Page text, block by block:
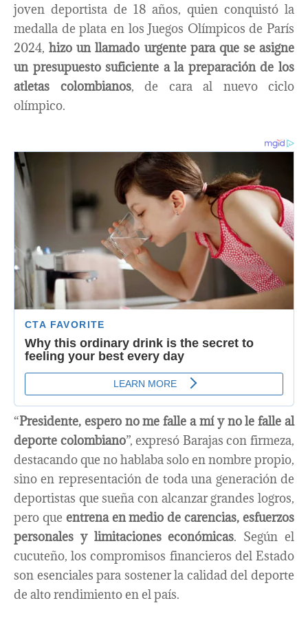
joven deportista de 18 años, quien conquistó la
medalla de plata en los Juegos Olímpicos de París
2024,hizo un llamado urgente para que se asigne
un presupuesto suficiente a la preparación de los
atletas colombianos, de cara al nuevo ciclo
olímpico.
“Presidente, espero no me falle a mí y no le falle al
deporte colombiano”, expresó Barajas con firmeza,
destacando que no hablaba solo en nombre propio,
sino en representación de toda una generación de
deportistas que sueña con alcanzar grandes logros,
pero que entrena en medio de carencias, esfuerzos
personales y limitaciones económicas. Según el
cucuteño, los compromisos financieros del Estado
son esenciales para sostener la calidad del deporte
de alto rendimiento en el país.